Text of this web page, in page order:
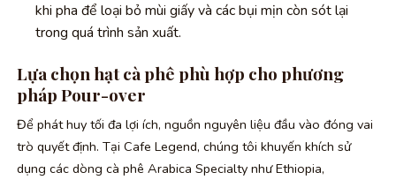
khi pha để loại bỏ mùi giấy và các bụi mịn còn sót lại
trong quá trình sản xuất.
Lựa chọn hạt cà phê phù hợp cho phương
pháp Pour-over
Để phát huy tối đa lợi ích, nguồn nguyên liệu đầu vào đóng vai
trò quyết định. Tại Cafe Legend, chúng tôi khuyến khích sử
dụng các dòng cà phê Arabica Specialty như Ethiopia,